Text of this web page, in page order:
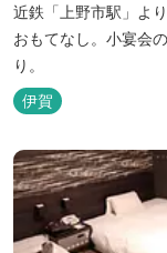
近鉄「上野市駅」よ
おもてなし。小宴会
り。
伊賀